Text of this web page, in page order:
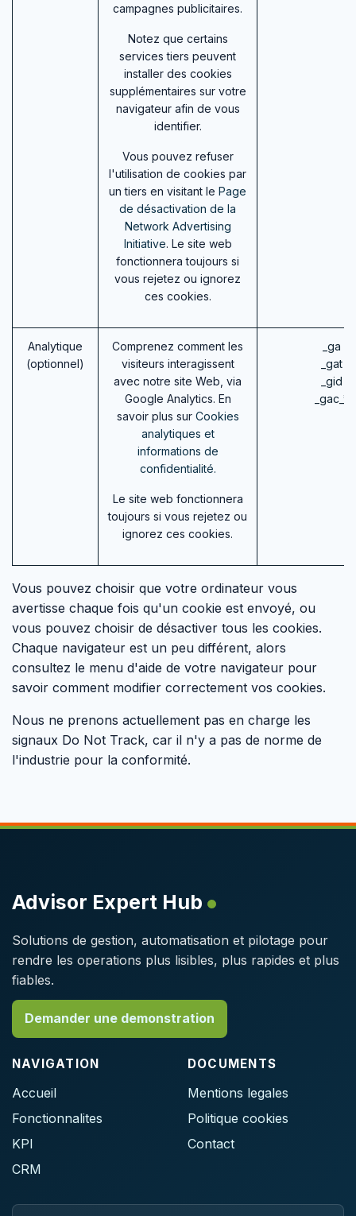
campagnes publicitaires.
Notez que certains
services tiers peuvent
installer des cookies
supplémentaires sur votre
navigateur afin de vous
identifier.
Vous pouvez refuser
l'utilisation de cookies par
un tiers en visitant le Page
de désactivation de la
Network Advertising
Initiative. Le site web
fonctionnera toujours si
vous rejetez ou ignorez
ces cookies.
Analytique
(optionnel)
Comprenez comment les
visiteurs interagissent
avec notre site Web, via
Google Analytics. En
savoir plus sur Cookies
analytiques et
informations de
confidentialité.
Le site web fonctionnera
toujours si vous rejetez ou
ignorez ces cookies.
_ga
_gat
_gid
Vous pouvez choisir que votre ordinateur vous
avertisse chaque fois qu'un cookie est envoyé, ou
vous pouvez choisir de désactiver tous les cookies.
Chaque navigateur est un peu différent, alors
consultez le menu d'aide de votre navigateur pour
savoir comment modifier correctement vos cookies.
Nous ne prenons actuellement pas en charge les
signaux Do Not Track, car il n'y a pas de norme de
l'industrie pour la conformité.
Advisor Expert Hub
Solutions de gestion, automatisation et pilotage pour
rendre les operations plus lisibles, plus rapides et plus
fiables.
Demander une demonstration
NAVIGATION
Accueil
Fonctionnalites
KPI
CRM
DOCUMENTS
Mentions legales
Politique cookies
Contact